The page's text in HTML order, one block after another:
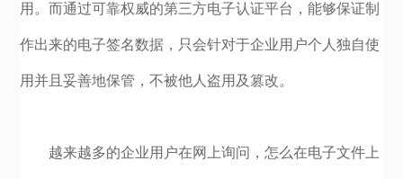
用。而通过可靠权威的第三方电子认证平台，能够保证制
作出来的电子签名数据，只会针对于企业用户个人独自使
用并且妥善地保管，不被他人盗用及篡改。
越来越多的企业用户在网上询问，怎么在电子文件上